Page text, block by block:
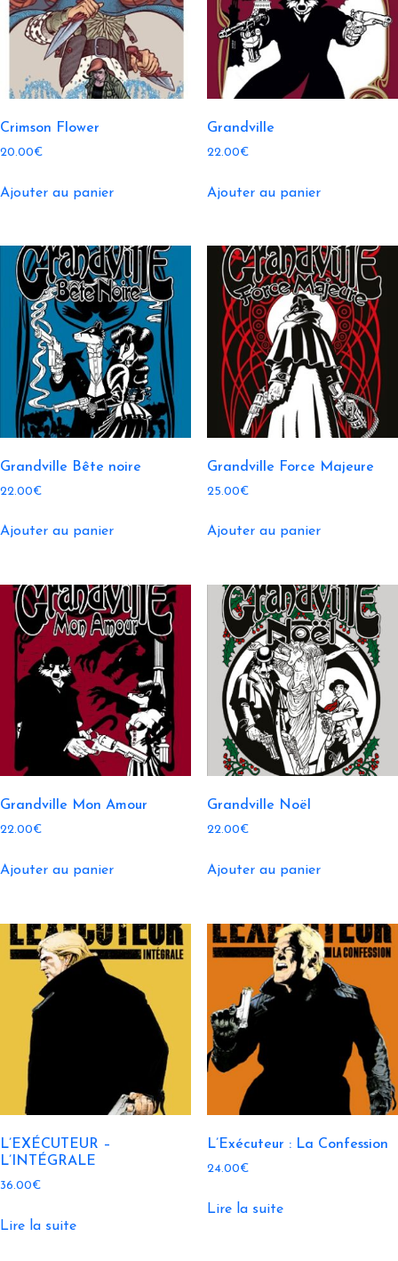
Crimson Flower
20.00€
Ajouter au panier
Grandville
22.00€
Ajouter au panier
Grandville Bête noire
22.00€
Ajouter au panier
Grandville Force Majeure
25.00€
Ajouter au panier
Grandville Mon Amour
22.00€
Ajouter au panier
Grandville Noël
22.00€
Ajouter au panier
L’EXÉCUTEUR –
L’INTÉGRALE
36.00€
Lire la suite
L’Exécuteur : La Confession
24.00€
Lire la suite